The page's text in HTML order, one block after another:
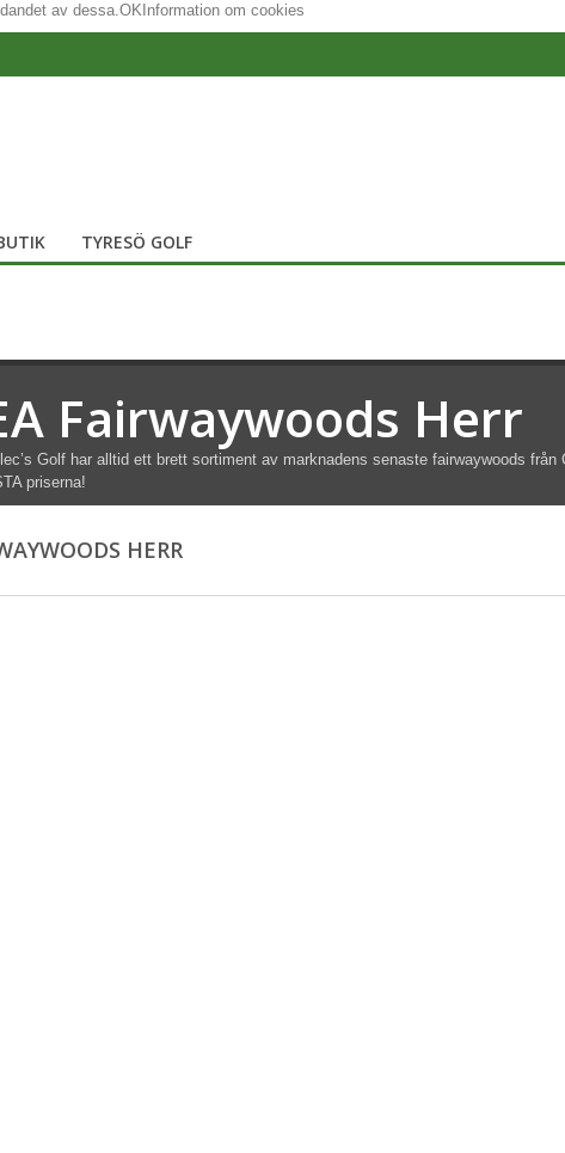
av dessa.OK Information om cookies
TYRESÖ GOLF
Fairwaywoods Herr
Golf har alltid ett brett sortiment av marknadens senaste fairwaywoods från
priserna!
HERR